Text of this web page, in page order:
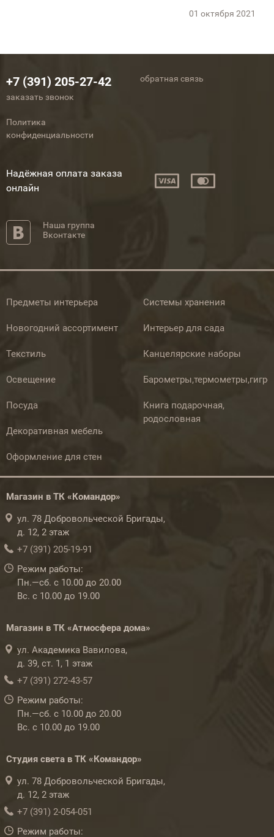
01 октября 2021
+7 (391) 205-27-42
заказать звонок
обратная связь
Политика
конфиденциальности
Надёжная оплата заказа
онлайн
Наша группа
Вконтакте
Предметы интерьера
Новогодний ассортимент
Текстиль
Освещение
Посуда
Декоративная мебель
Оформление для стен
Системы хранения
Интерьер для сада
Канцелярские наборы
Книга подарочная,
родословная
Магазин в ТК «Командор»
ул. 78 Добровольческой Бригады,
д. 12, 2 этаж
+7 (391) 205-19-91
Режим работы:
Пн.—сб. с 10.00 до 20.00
Вс. с 10.00 до 19.00
Магазин в ТК «Атмосфера дома»
ул. Академика Вавилова,
д. 39, ст. 1, 1 этаж
+7 (391) 272-43-57
Режим работы:
Пн.—сб. с 10.00 до 20.00
Вс. с 10.00 до 19.00
Студия света в ТК «Командор»
ул. 78 Добровольческой Бригады,
д. 12, 2 этаж
+7 (391) 2-054-051
Режим работы: